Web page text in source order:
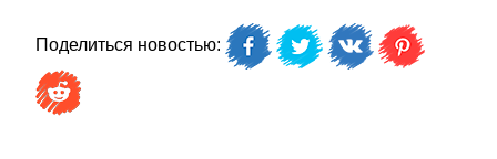
Поделиться новостью: